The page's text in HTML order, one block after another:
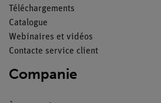
Téléchargements
Catalogue
Webinaires et vidéos
Contacte service client
Companie